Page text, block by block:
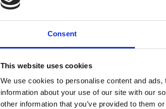
Consent
This website uses cookies
We use cookies to personalise content and
information about your use of our site with our
other information that you’ve provided to them